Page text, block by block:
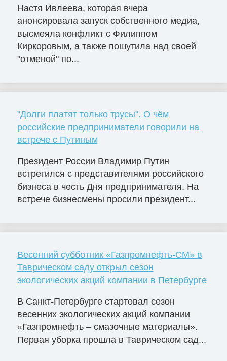
Настя Ивлеева, которая вчера
анонсировала запуск собственного медиа,
высмеяла конфликт с Филиппом
Киркоровым, а также пошутила над своей
"отменой" по...
"Долги платят только трусы". О чём
российские предприниматели говорили на
встрече с Путиным
Президент России Владимир Путин
встретился с представителями российского
бизнеса в честь Дня предпринимателя. На
встрече бизнесмены просили президент...
Весенний субботник «Газпромнефть-СМ» в
Таврическом саду открыл сезон
экологических акций компании в Петербурге
В Санкт-Петербурге стартовал сезон
весенних экологических акций компании
«Газпромнефть – смазочные материалы».
Первая уборка прошла в Таврическом сад...